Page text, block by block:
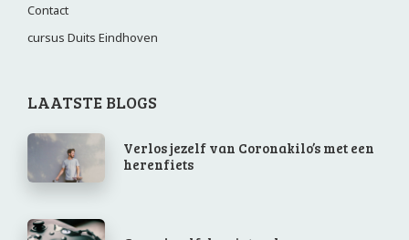
Contact
cursus Duits Eindhoven
LAATSTE BLOGS
Verlos jezelf van Coronakilo’s met een
herenfiets